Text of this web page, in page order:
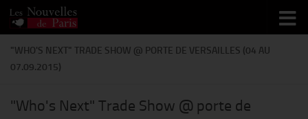
Skip to content
"WHO'S NEXT" TRADE SHOW @ PORTE DE VERSAILLES (04 AU
07.09.2015)
"Who's Next" Trade Show @ porte de